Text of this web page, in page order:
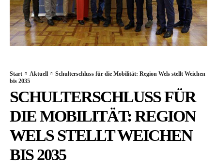
Start Aktuell
Schulterschluss für die Mobilität: Region Wels stellt Weichen
bis 2035
SCHULTERSCHLUSS FÜR
DIE MOBILITÄT: REGION
WELS STELLT WEICHEN
BIS 2035